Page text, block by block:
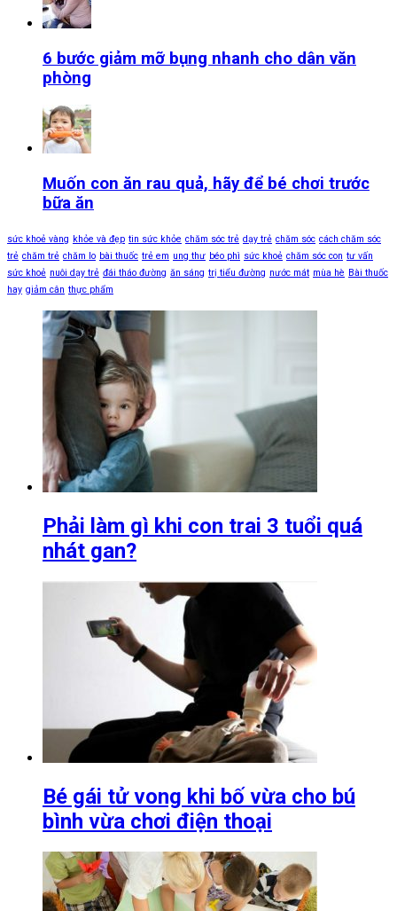
6 bước giảm mỡ bụng nhanh cho dân văn
phòng
Muốn con ăn rau quả, hãy để bé chơi trước
bữa ăn
sức khoẻ vàng khỏe và đẹp tin sức khỏe chăm sóc trẻ dạy trẻ chăm sóc cách chăm sóc
trẻ chăm trẻ chăm lo bài thuốc trẻ em ung thư béo phì sức khoẻ chăm sóc con tư vấn
sức khoẻ nuôi dạy trẻ đái tháo đường ăn sáng trị tiểu đường nước mát mùa hè Bài thuốc
hay giảm cân thực phẩm
Phải làm gì khi con trai 3 tuổi quá
nhát gan?
Bé gái tử vong khi bố vừa cho bú
bình vừa chơi điện thoại